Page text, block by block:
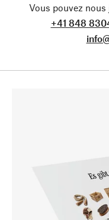
Vous pouvez
+41 848